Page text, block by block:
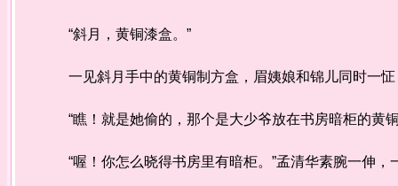
“斜月，黄铜漆盒。”
一见斜月手中的黄铜制方盒，眉姨娘和锦儿同时一怔
“瞧！就是她偷的，那个是大少爷放在书房暗柜的黄
“喔！你怎么晓得书房里有暗柜。”孟清华素腕一伸，